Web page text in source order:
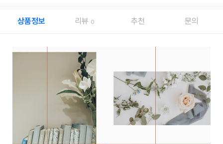
상품정보 리뷰 0 추천 문의